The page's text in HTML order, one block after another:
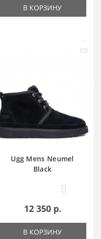
В КОРЗИНУ
Ugg Mens Neumel
Black
0
12 350 р.
В КОРЗИНУ